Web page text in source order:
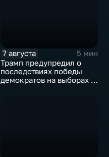
7 августа
5 мин
Трамп предупредил о
последствиях победы
демократов на выборах в